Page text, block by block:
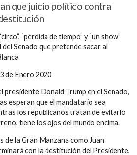
que juicio político contra
“pérdida de tiempo” y “un show”
Senado que pretende sacar al
de Enero 2020
presidente Donald Trump en el Senado,
esperan que el mandatario sea
los republicanos tratan de evitarlo
tiene los ojos del mundo encima.
de la Gran Manzana como Juan
con la destitución del Presidente,